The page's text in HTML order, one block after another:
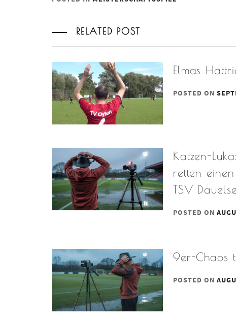
RELATED POST
Elmas
POSTED ON
Katzen-
retten
TSV
POSTED ON
9er-Chaos
POSTED ON